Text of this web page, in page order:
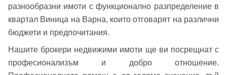
разнообразни имоти с функционално разпределение в
квартал Виница на Варна, които отговарят на различни
бюджети и предпочитания.
Нашите брокери недвижими имоти ще ви посрещнат с
професионализъм и добро отношение.